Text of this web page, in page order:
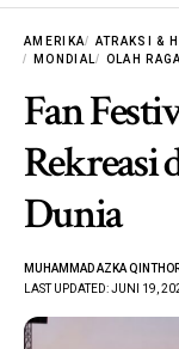
AMERIKA ATRAKSI &
MONDIAL
OLAH
Fan
Rekreasi
Dunia
LAST UPDATED: JUNI 19,
MUHAMMAD AZKA